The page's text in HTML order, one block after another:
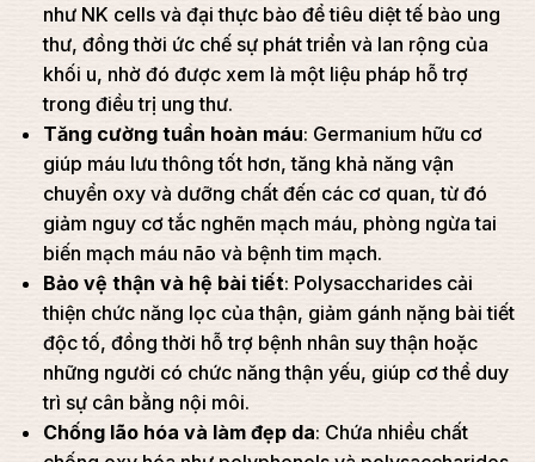
như NK cells và đại thực bào để tiêu diệt tế bào ung
thư, đồng thời ức chế sự phát triển và lan rộng của
khối u, nhờ đó được xem là một liệu pháp hỗ trợ
trong điều trị ung thư.
Tăng cường tuần hoàn máu: Germanium hữu cơ
giúp máu lưu thông tốt hơn, tăng khả năng vận
chuyển oxy và dưỡng chất đến các cơ quan, từ đó
giảm nguy cơ tắc nghẽn mạch máu, phòng ngừa tai
biến mạch máu não và bệnh tim mạch.
Bảo vệ thận và hệ bài tiết: Polysaccharides cải
thiện chức năng lọc của thận, giảm gánh nặng bài tiết
độc tố, đồng thời hỗ trợ bệnh nhân suy thận hoặc
những người có chức năng thận yếu, giúp cơ thể duy
trì sự cân bằng nội môi.
Chống lão hóa và làm đẹp da: Chứa nhiều chất